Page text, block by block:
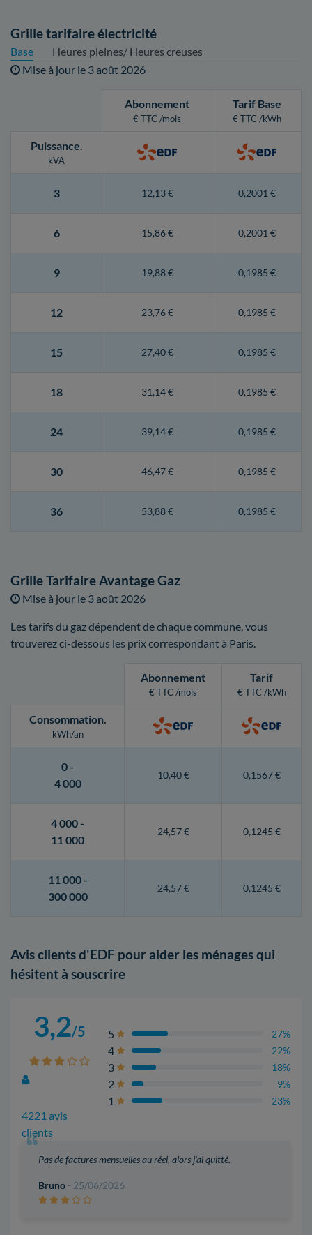
Grille tarifaire électricité
Base
Heures pleines/ Heures creuses
Mise à jour le 3 août 2026
Abonnement
€ TTC /mois
Tarif Base
€ TTC /kWh
Puissance.
kVA
3 12,13 € 0,2001 €
6 15,86 € 0,2001 €
9 19,88 € 0,1985 €
12 23,76 € 0,1985 €
15 27,40 € 0,1985 €
18 31,14 € 0,1985 €
24 39,14 € 0,1985 €
30 46,47 € 0,1985 €
36 53,88 € 0,1985 €
Grille Tarifaire Avantage Gaz
Mise à jour le 3 août 2026
Les tarifs du gaz dépendent de chaque commune, vous
trouverez ci-dessous les prix correspondant à Paris.
Abonnement
€ TTC /mois
Tarif
€ TTC /kWh
Consommation.
kWh/an
0 -
4 000
10,40 € 0,1567 €
4 000 -
11 000
24,57 € 0,1245 €
11 000 -
300 000
24,57 € 0,1245 €
Avis clients d'EDF pour aider les ménages qui
hésitent à souscrire
3,2/5
4221 avis
clients
5 27%
4 22%
3 18%
2 9%
1 23%
Pas de factures mensuelles au réel, alors j'ai quitté.
Bruno - 25/06/2026